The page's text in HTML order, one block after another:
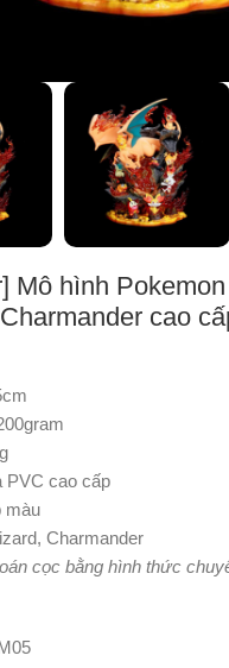
phóng to
Mô hình
cao
PVC cao cấp
màu
Charmander
cọc bằng hình thức